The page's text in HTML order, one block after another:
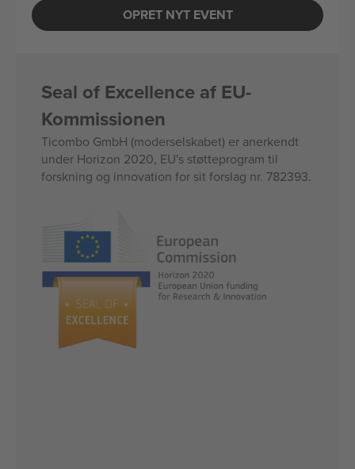
OPRET NYT EVENT
Seal of Excellence af EU-
Kommissionen
Ticombo GmbH (moderselskabet) er anerkendt
under Horizon 2020, EU's støtteprogram til
forskning og innovation for sit forslag nr. 782393.